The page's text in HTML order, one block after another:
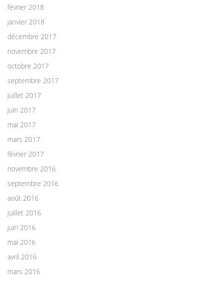
février 2018
janvier 2018
décembre 2017
novembre 2017
octobre 2017
septembre 2017
juillet 2017
juin 2017
mai 2017
mars 2017
février 2017
novembre 2016
septembre 2016
août 2016
juillet 2016
juin 2016
mai 2016
avril 2016
mars 2016